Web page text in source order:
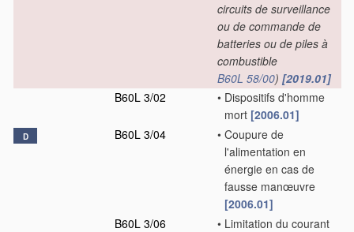
circuits de surveillance
ou de commande de
batteries ou de piles à
combustible
B60L 58/00) [2019.01]
B60L 3/02
• Dispositifs d'homme
mort [2006.01]
D B60L 3/04 • Coupure de
l'alimentation en
énergie en cas de
fausse manœuvre
[2006.01]
B60L 3/06
• Limitation du courant